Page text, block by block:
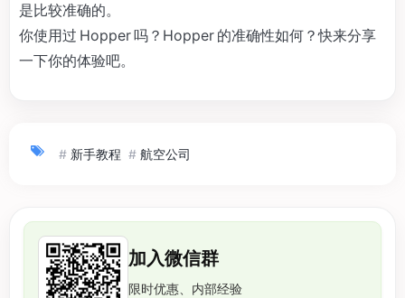
是比较准确的。
你使用过 Hopper 吗？Hopper 的准确性如何？快来分享
一下你的体验吧。
# 新手教程 # 航空公司
加入微信群
限时优惠、内部经验